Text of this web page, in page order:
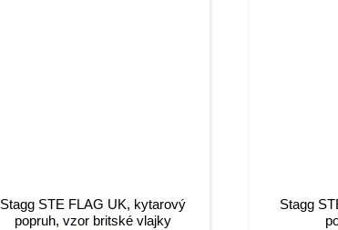
Stagg STE FLAG UK, kytarový
popruh, vzor britské vlajky
Stagg